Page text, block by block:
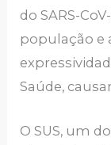
do SARS-
população e
Saúde,
O SUS, um